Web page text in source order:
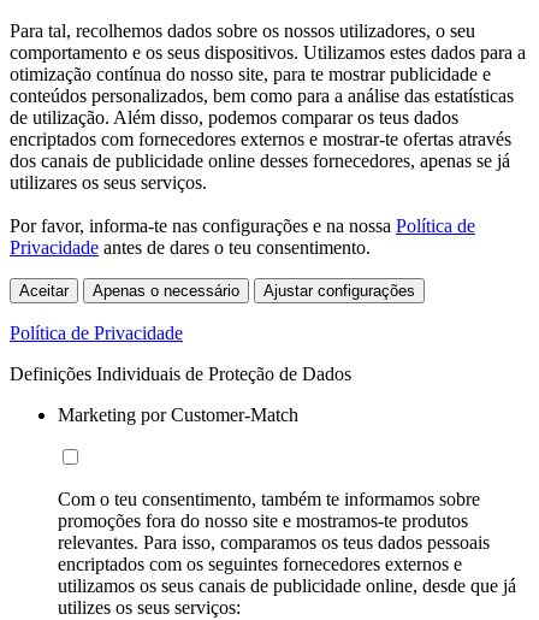
Para tal, recolhemos dados sobre os nossos utilizadores, o seu
comportamento e os seus dispositivos. Utilizamos estes dados para a
otimização contínua do nosso site, para te mostrar publicidade e
conteúdos personalizados, bem como para a análise das estatísticas
de utilização. Além disso, podemos comparar os teus dados
encriptados com fornecedores externos e mostrar-te ofertas através
dos canais de publicidade online desses fornecedores, apenas se já
utilizares os seus serviços.
Por favor, informa-te nas configurações e na nossa Política de
Privacidade antes de dares o teu consentimento.
Aceitar Apenas o necessário Ajustar configurações
Política de Privacidade
Definições Individuais de Proteção de Dados
Marketing por Customer-Match
Com o teu consentimento, também te informamos sobre
promoções fora do nosso site e mostramos-te produtos
relevantes. Para isso, comparamos os teus dados pessoais
encriptados com os seguintes fornecedores externos e
utilizamos os seus canais de publicidade online, desde que já
utilizes os seus serviços: